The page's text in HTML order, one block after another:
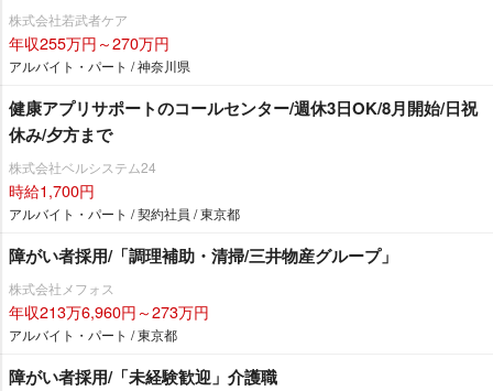
株式会社若武者ケア
年収255万円～270万円
アルバイト・パート / 神奈川県
健康アプリサポートのコールセンター/週休3日OK/8月開始/日祝
休み/夕方まで
株式会社ベルシステム24
時給1,700円
アルバイト・パート / 契約社員 / 東京都
障がい者採用/「調理補助・清掃/三井物産グループ」
株式会社メフォス
年収213万6,960円～273万円
アルバイト・パート / 東京都
障がい者採用/「未経験歓迎」介護職